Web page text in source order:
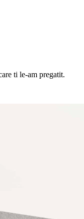
ti le-am pregatit.